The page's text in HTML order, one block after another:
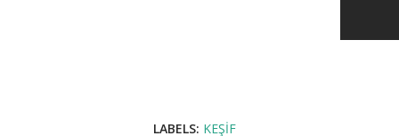
LABELS: KEŞIF